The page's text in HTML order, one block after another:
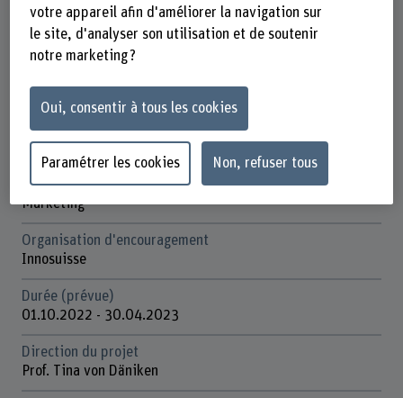
Fiche signalétique
Gestion
Institut(s)
Institute for Marketing & Global Management
Unité(s) de recherche
Marketing
Organisation d'encouragement
Innosuisse
Durée (prévue)
01.10.2022 - 30.04.2023
Direction du projet
Prof. Tina von Däniken
votre appareil afin d'améliorer la navigation sur
le site, d'analyser son utilisation et de soutenir
notre marketing ?
Oui, consentir à tous les cookies
Paramétrer les cookies Non, refuser tous